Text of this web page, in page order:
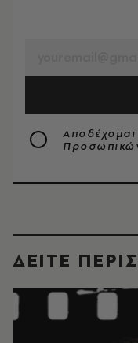
Αποδέχομαι
ΔΕΙΤΕ